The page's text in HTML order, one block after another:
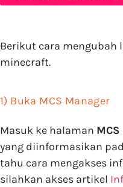
Berikut cara mengubah
minecraft.
1) Buka MCS Manager
Masuk ke halaman MC
yang diinformasikan
tahu cara mengakses
silahkan akses artikel